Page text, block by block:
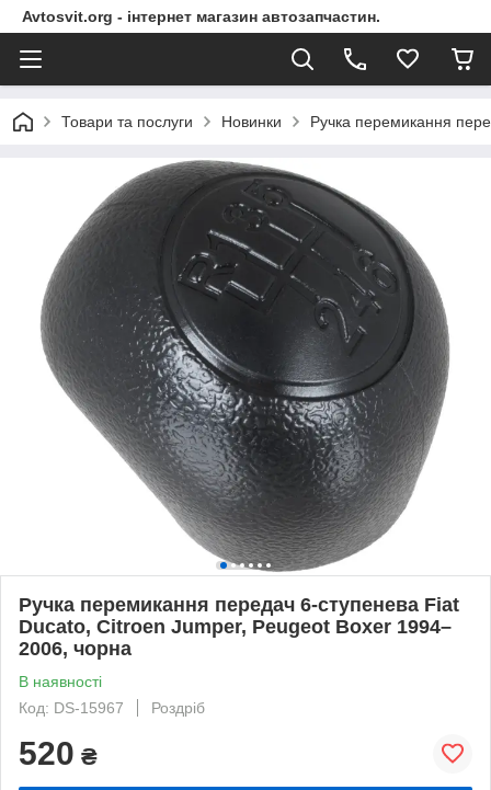
Avtosvit.org - інтернет магазин автозапчастин.
Товари та послуги Новинки Ручка перемикання
Ручка перемикання передач 6-ступенева Fiat
Ducato, Citroen Jumper, Peugeot Boxer 1994–
2006, чорна
В наявності
Код: DS-15967
Роздріб
520 ₴